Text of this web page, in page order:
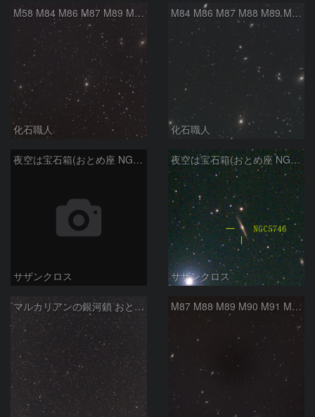
M58 M84 M86 M87 M89 M90 マルカリアンの銀河鎖 おとめ座 かみのけ座
化石職人
M84 M86 M87 M88 M89 M90 M91 マルカリアンの銀河鎖 おとめ座 かみのけ座
化石職人
夜空は宝石箱(おとめ座 NGC5566) Seestar50
サザンクロス
夜空は宝石箱(おとめ座 NGC5746) Seestar50
サザンクロス
マルカリアンの銀河鎖 おとめ座・ かみのけ座の銀河 M87 M88 M89 M90 M91 M100 マルカリアンの銀河鎖 おとめ座 かみのけ座